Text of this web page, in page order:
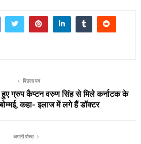
पिछला पद
हुए ग्रुप कैप्टन वरुण सिंह से मिले कर्नाटक के
कहा- इलाज में लगे हैं डॉक्टर
अगली पोस्ट